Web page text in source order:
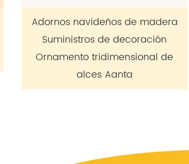
de
Árbol de pino de astillas
madera Decoración del
Navidad sala de estar
del piso al techo casa de
wabi-sabi